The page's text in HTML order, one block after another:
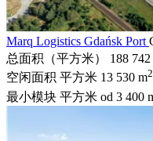
Marq Logistics Gdańsk Port
总面积（平方米）
188
空闲面积 平方米 13 530 m2
最小模块 平方米 od 3 400